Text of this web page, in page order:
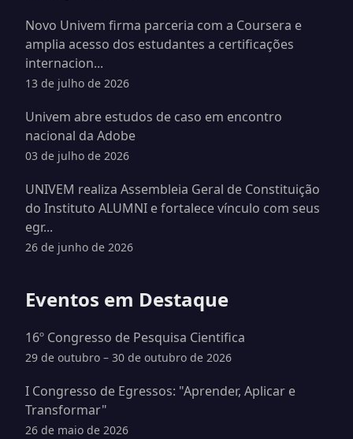
Novo Univem firma parceria com a Coursera e
amplia acesso dos estudantes a certificações
internacion...
13 de julho de 2026
Univem abre estudos de caso em encontro
nacional da Adobe
03 de julho de 2026
UNIVEM realiza Assembleia Geral de Constituição
do Instituto ALUMNI e fortalece vínculo com seus
egr...
26 de junho de 2026
Eventos em Destaque
16º Congresso de Pesquisa Cientifica
29 de outubro – 30 de outubro de 2026
I Congresso de Egressos: "Aprender, Aplicar e
Transformar"
26 de maio de 2026